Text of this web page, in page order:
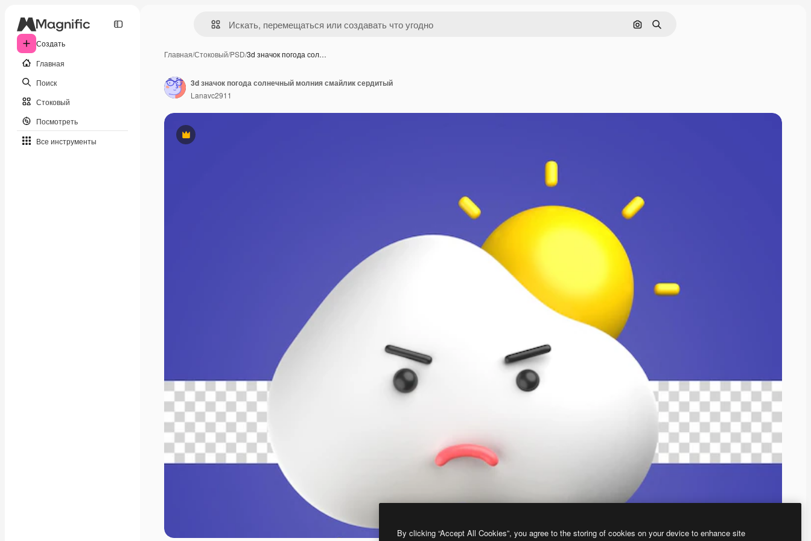
Создать
Главная
Поиск
Стоковый
Посмотреть
Все инструменты
Поиск по изображению
Поиск
Главная/Стоковый/PSD/3d значок погода сол…
Премиум
3d значок погода солнечный молния смайлик сердитый
Lanavc2911
By clicking “Accept All Cookies”, you agree to the storing of cookies on your device to enhance site